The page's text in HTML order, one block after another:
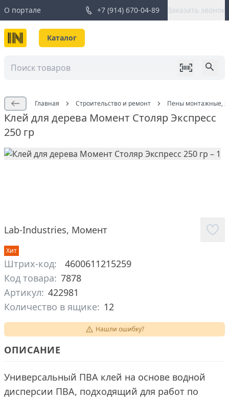
О портале +7 (914) 670-04-89 Заказать звонок
Каталог
Главная Строительство и ремонт Пены монтажные,
Клей для дерева Момент Столяр Экспресс
250 гр
Lab-Industries, Момент
Хит
Штрих-код:
4600611215259
Код товара: 7878
Артикул: 422981
Количество в ящике: 12
Нашли ошибку?
ОПИСАНИЕ
Универсальный ПВА клей на основе водной
дисперсии ПВА, подходящий для работ по